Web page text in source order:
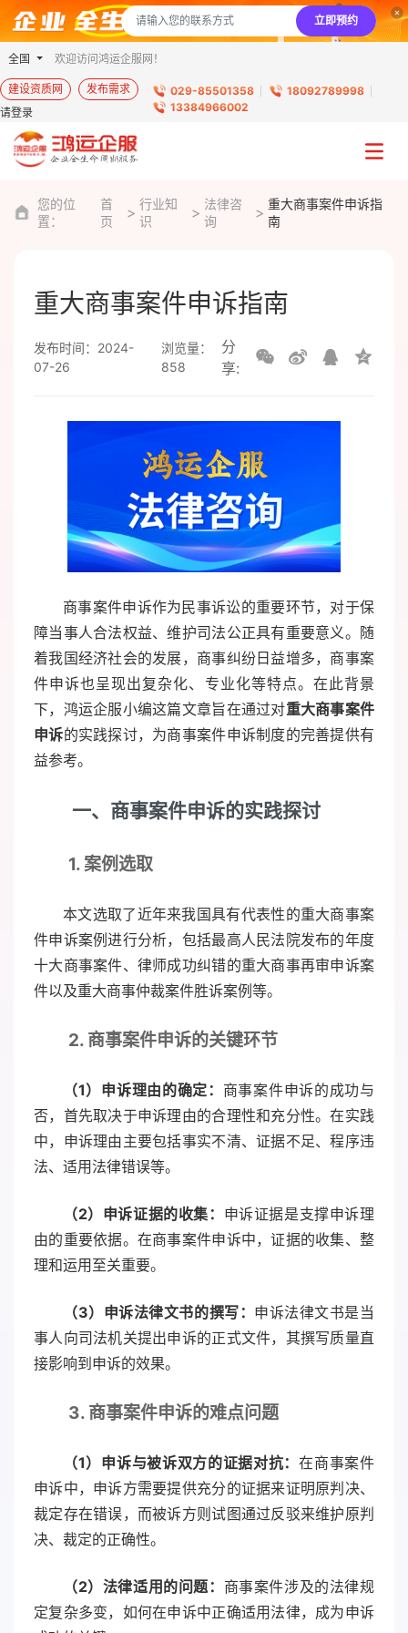
立即预约
全国 欢迎访问鸿运企服网！
建设资质网
发布需求
请登录
029-85501358
18092789998
13384966002
您的位
置：
首
页
行业知
识
法律咨
询
重大商事案件申诉指
南
重大商事案件申诉指南
发布时间：2024-
07-26
浏览量：
858
分
享:
商事案件申诉作为民事诉讼的重要环节，对于保
障当事人合法权益、维护司法公正具有重要意义。随
着我国经济社会的发展，商事纠纷日益增多，商事案
件申诉也呈现出复杂化、专业化等特点。在此背景
下，鸿运企服小编这篇文章旨在通过对重大商事案件
申诉的实践探讨，为商事案件申诉制度的完善提供有
益参考。
一、商事案件申诉的实践探讨
1. 案例选取
本文选取了近年来我国具有代表性的重大商事案
件申诉案例进行分析，包括最高人民法院发布的年度
十大商事案件、律师成功纠错的重大商事再审申诉案
件以及重大商事仲裁案件胜诉案例等。
2. 商事案件申诉的关键环节
（1）申诉理由的确定： 商事案件申诉的成功与
否，首先取决于申诉理由的合理性和充分性。在实践
中，申诉理由主要包括事实不清、证据不足、程序违
法、适用法律错误等。
（2）申诉证据的收集： 申诉证据是支撑申诉理
由的重要依据。在商事案件申诉中，证据的收集、整
理和运用至关重要。
（3）申诉法律文书的撰写： 申诉法律文书是当
事人向司法机关提出申诉的正式文件，其撰写质量直
接影响到申诉的效果。
3. 商事案件申诉的难点问题
（1）申诉与被诉双方的证据对抗：在商事案件
申诉中，申诉方需要提供充分的证据来证明原判决、
裁定存在错误，而被诉方则试图通过反驳来维护原判
决、裁定的正确性。
（2）法律适用的问题： 商事案件涉及的法律规
定复杂多变，如何在申诉中正确适用法律，成为申诉